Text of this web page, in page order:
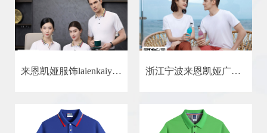
来恩凯娅服饰laienkaiya翻领广告衫厂 浙江宁波来恩凯娅广告衫厂